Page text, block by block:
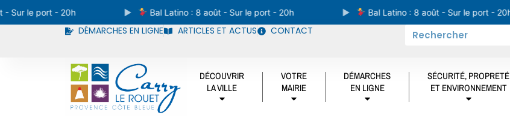
le port - 20h Bal Latino : 8 août - Sur le port - 20h Bal Latino : 8 août - Sur le port - 20h
DÉMARCHES EN LIGNE ARTICLES ET ACTUS CONTACT
DÉCOUVRIR
LA VILLE
VOTRE
MAIRIE
DÉMARCHES
EN LIGNE
SÉCURITÉ, PROPRETÉ
ET ENVIRONNEMENT